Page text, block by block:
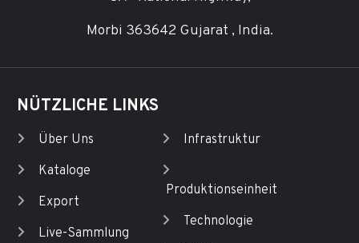
Morbi 363642 Gujarat , India.
NÜTZLICHE LINKS
Über Uns
Kataloge
Export
Live-Sammlung
Infrastruktur
Produktionseinheit
Technologie